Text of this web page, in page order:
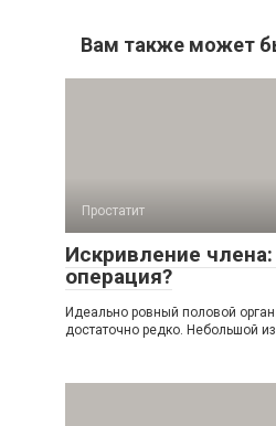
Вам также может
Простатит
Искривление
операция?
Идеально ровный половой
достаточно редко. Небольшой